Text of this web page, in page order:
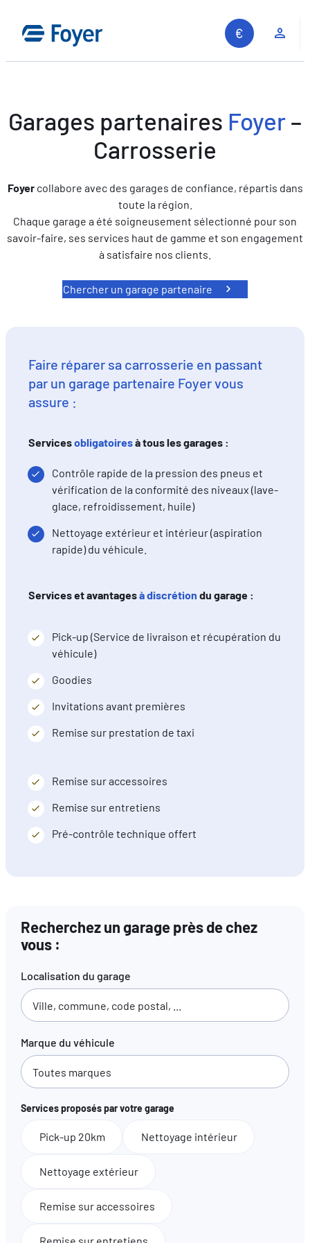
contenu
Garages partenaires Foyer–
Carrosserie
Foyercollabore avec des garages de confiance, répartis dans
toute la région.
Chaque garage a été soigneusement sélectionné pour son
savoir-faire, ses services haut de gamme et son engagement
à satisfaire nos clients.
Chercher un garage partenaire
Faire réparer sa carrosserie en passant
par un garage partenaire Foyer vous
assure :
Servicesobligatoiresà tous les garages :
Contrôle rapide de la pression des pneus et
vérification de la conformité des niveaux (lave-
glace, refroidissement, huile)
Nettoyage extérieur et intérieur (aspiration
rapide) du véhicule.
Services et avantagesà discrétion du garage :
Pick-up (Service de livraison et récupération du
véhicule)
Goodies
Invitations avant premières
Remise sur prestation de taxi
Remise sur accessoires
Remise sur entretiens
Pré-contrôle technique offert
Recherchez un garage près de chez
vous :
Localisation du garage
Marque du véhicule
Services proposés par votre garage
Pick-up 20km Nettoyage intérieur
Nettoyage extérieur
Remise sur accessoires